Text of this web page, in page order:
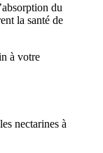
du
la santé de
à votre
nectarines à